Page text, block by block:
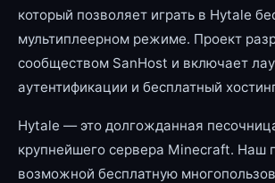
который позволяет играть в Hytale
мультиплеерном режиме. Проект
сообществом SanHost и включает
аутентификации и бесплатный
Hytale — это долгожданная
крупнейшего сервера Minecraft. Наш
возможной бесплатную